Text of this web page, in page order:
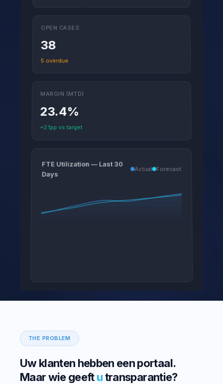
OPEN CASES
38
5 overdue
MARGIN (MTD)
23.4%
+2.1pp vs target
FTE Utilization — Last 30
Days
Actual Forecast
THE PROBLEM
Uw klanten hebben een portaal.
Maar wie geeftutransparantie?